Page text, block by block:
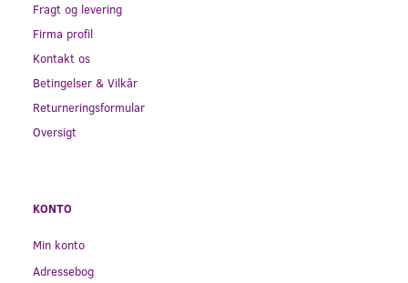
Fragt og levering
Firma profil
Kontakt os
Betingelser & Vilkår
Returneringsformular
Oversigt
KONTO
Min konto
Adressebog